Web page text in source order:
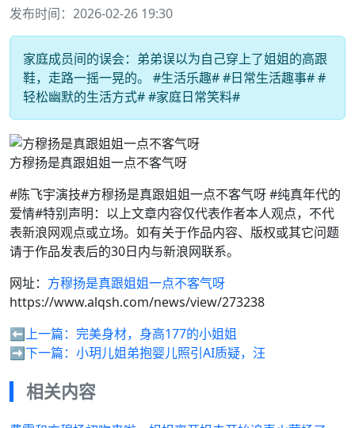
发布时间：2026-02-26 19:30
家庭成员间的误会：弟弟误以为自己穿上了姐姐的高跟
鞋，走路一摇一晃的。 #生活乐趣# #日常生活趣事# #
轻松幽默的生活方式# #家庭日常笑料#
方穆扬是真跟姐姐一点不客气呀
#陈飞宇演技#方穆扬是真跟姐姐一点不客气呀 #纯真年代的
爱情#特别声明：以上文章内容仅代表作者本人观点，不代
表新浪网观点或立场。如有关于作品内容、版权或其它问题
请于作品发表后的30日内与新浪网联系。
网址： 方穆扬是真跟姐姐一点不客气呀
https://www.alqsh.com/news/view/273238
⬅️上一篇： 完美身材，身高177的小姐姐
➡️下一篇： 小玥儿姐弟抱婴儿照引AI质疑，汪
相关内容